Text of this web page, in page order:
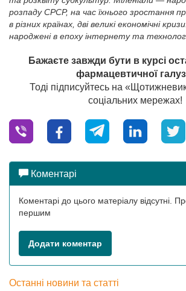
розпаду СРСР, на час їхнього зростання
в різних країнах, дві великі економічні
народжені в епоху інтернету та
Бажаєте завжди бути в курсі
фармацевтичної
Тоді підписуйтесь на
соціальних мережах!
Коментарі
Коментарі до цього матеріалу відсутні.
першим
Додати коментар
Останні новини та статті